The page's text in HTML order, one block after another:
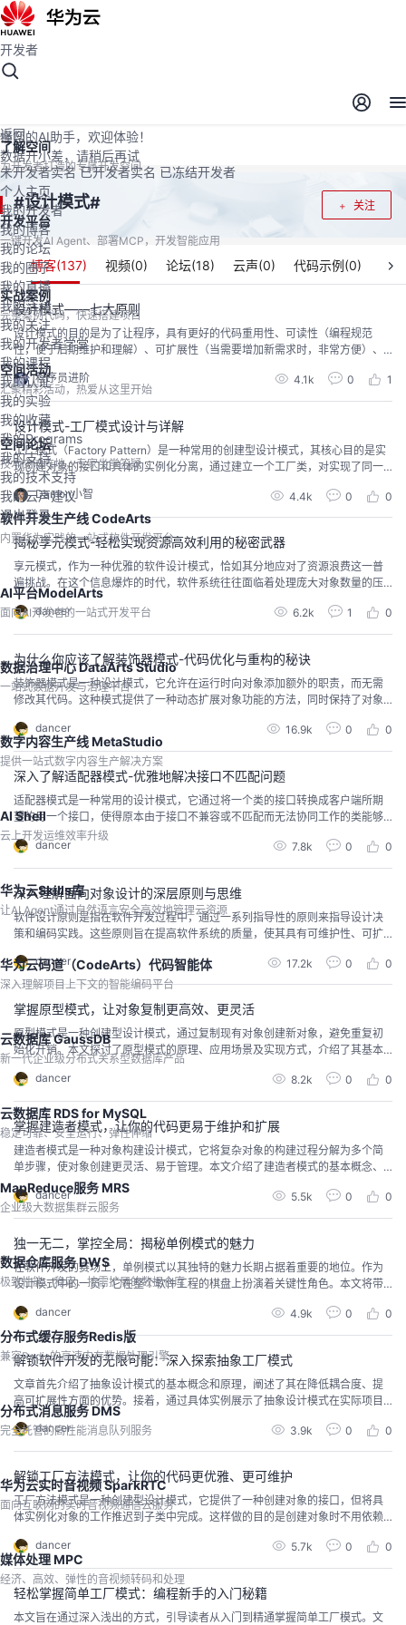
开发者空间
开发者空间
了解空间
为开发者打造的专属开发空间
开发平台
一键开发AI Agent、部署MCP，开发智能应用
实战案例
完整案例代码，快速搭建项目
空间活动
汇聚精彩活动，热爱从这里开始
空间论坛
技术交流阵地，专家坐堂答疑
软件开发生产线 CodeArts
内置华为实践的一站式软件开发平台
AI平台ModelArts
面向AI开发者的一站式开发平台
数据治理中心 DataArts Studio
一站式数据开发与治理平台
数字内容生产线 MetaStudio
提供一站式数字内容生产解决方案
AI Shell
云上开发运维效率升级
华为云Skills库
让AI Agent通过自然语言安全高效地管理云资源
华为云码道（CodeArts）代码智能体
深入理解项目上下文的智能编码平台
云数据库 GaussDB
新一代企业级分布式关系型数据库产品
云数据库 RDS for MySQL
稳定可靠、安全运行、弹性伸缩
MapReduce服务 MRS
企业级大数据集群云服务
数据仓库服务 DWS
极致性能、稳定、按需扩展的数据仓库
分布式缓存服务Redis版
兼容Redis的高速内存数据处理引擎
分布式消息服务 DMS
完全托管的高性能消息队列服务
华为云实时音视频 SparkRTC
面向互联网的实时音视频通信云服务
媒体处理 MPC
经济、高效、弹性的音视频转码和处理
开发者
返回
未开发者实名 已开发者实名 已冻结开发者
个人主页
我的开发者
我的博客
我的论坛
我的圈子
我的直播
我的活动
我的关注
我的开发者学堂
我的课程
我的认证
我的实验
我的收藏
我的Programs
我的支持
我的技术支持
我的云声建议
退出登录
懂您的AI助手，欢迎体验！
数据开小差，请稍后再试
关注
#设计模式#
博客(137) 视频(0) 论坛(18) 云声(0) 代码示例(0)
设计模式——七大原则
设计模式的目的是为了让程序，具有更好的代码重用性、可读性（编程规范
性，便于后期维护和理解）、可扩展性（当需要增加新需求时，非常方便）、
可靠性（增加新功能后，对原功能么有影响）、使程序呈现高内聚，低耦合的
特性。设计模式包含了面向对象的精髓，“懂了设计模式，就懂得了面向对象分
析和设计（OOA/D）的核心” 一、单一职责原则单一职责原则（SRP：Single r
esponsibility prin...
程序员进阶 4.1k 0 1
设计模式-工厂模式设计与详解
工厂模式（Factory Pattern）是一种常用的创建型设计模式，其核心目的是实
现创建对象的接口和具体的实例化分离，通过建立一个工厂类，对实现了同一
接口的一些类进行实例的创建，以增加系统的灵活性和可维护性。当需要大量
创建一个类的实例的时候，可以使用工厂模式，即从原生的使用类的构造去创
建对象的形式迁移到基于工厂提供的方法去创建对象的形式。
Damon小智 4.4k 0 0
揭秘享元模式-轻松实现资源高效利用的秘密武器
享元模式，作为一种优雅的软件设计模式，恰如其分地应对了资源浪费这一普
遍挑战。在这个信息爆炸的时代，软件系统往往面临着处理庞大对象数量的压
力，每个对象都消耗宝贵的存储和计算资源。说到解决这一问题，享元模式就
如同轻装上阵的艺术，精妙地引导我们走向共享与复用的智慧之路。通过享元
模式，系统可以以细粒度地复用对象，那些具有广泛相似性的对象会共享一个
dancer 6.2k 1 0
为什么你应该了解装饰器模式-代码优化与重构的秘诀
装饰器模式是一种设计模式，它允许在运行时向对象添加额外的职责，而无需
修改其代码。这种模式提供了一种动态扩展对象功能的方法，同时保持了对象
景、实现方法、最佳实践和注意事项。通过装饰器模式，可以将多个行为组合
成一个更复杂的行为，而无需使用继承或大量的接口实现。装饰器模式适用于
需要对一个对象进行一系列的增强处理的情况，而这些增强处理可以以
dancer 16.9k 0 0
深入了解适配器模式-优雅地解决接口不匹配问题
适配器模式是一种常用的设计模式，它通过将一个类的接口转换成客户端所期
望的另一个接口，使得原本由于接口不兼容或不匹配而无法协同工作的类能够
一起工作。适配器模式主要应用于解决不同组件之间的接口不兼容问题，或者
在第三方库与现有系统之间进行集成。通过使用适配器模式，可以提高代码的
灵活性和复用性，降低系统间的耦合度。适配器模式有多种实现方式，包括类
适配器模式、对象适配器模式和接口适配器模式。在使用适配器模式
dancer 7.8k 0 0
深入理解面向对象设计的深层原则与思维
软件设计原则是指在软件开发过程中，通过一系列指导性的原则来指导设计决
策和编码实践。这些原则旨在提高软件系统的质量，使其具有可维护性、可扩
可测试性和降低系统复杂度。软件设计原则是提高软件系统质量和可维护性的
基石。遵循这些原则可以使得代码更加清晰、灵活和可靠，提高开发效率和软
dancer 17.2k 0 0
掌握原型模式，让对象复制更高效、更灵活
原型模式是一种创建型设计模式，通过复制现有对象创建新对象，避免重复初
始化开销。本文探讨了原型模式的原理、应用场景及实现方式，介绍了其基本
概念和特点，并通过案例展示其在软件开发中的应用，提高对象创建效率。同
时，总结了原型模式的优势与局限性，为实际应用提供参考。学习原型模式有
助于开发者高效处理相似对象的创建需求，提升软件开发效率和质量。在适当
场景下运用原型模式，能够显著优化系统性能。
dancer 8.2k 0 0
掌握建造者模式，让你的代码更易于维护和扩展
建造者模式是一种对象构建设计模式，它将复杂对象的构建过程分解为多个简
单步骤，使对象创建更灵活、易于管理。本文介绍了建造者模式的基本概念、
优势，通过案例详细剖析了其设计过程和实现方式。建造者模式适用于需要创
建复杂对象且希望构建过程具有灵活性的场景。使用时需注意，建造者模式可
能会增加代码的复杂性，应谨慎选择。本文为读者提供了一个快速了解建造者
dancer 5.5k 0 0
独一无二，掌控全局：揭秘单例模式的魅力
在软件开发的赛场上，单例模式以其独特的魅力长期占据着重要的地位。作为
设计模式中的一员，它在整个软件工程的棋盘上扮演着关键性角色。本文将带
技巧，经过戏剧性的转折和层层推进，我们将一步步揭开这一模式背后的秘
密。文章串起时间的线索，带你重回单例模式的起源，理解它在软件工程历史
中的地位。经过时间的流逝，单例模式不仅保持了其原有的魅力，而且
dancer 4.9k 0 0
解锁软件开发的无限可能：深入探索抽象工厂模式
文章首先介绍了抽象设计模式的基本概念和原理，阐述了其在降低耦合度、提
高可扩展性方面的优势。接着，通过具体实例展示了抽象设计模式在实际项目
中的应用场景和效果，让读者能够直观地感受到其强大的实用价值。最后，文
章总结了抽象设计模式的关键点和注意事项，为读者在实践中运用该模式提供
了有益的指导。通过本文的学习，读者将能够更深入地理解抽象设计模式，提
dancer 3.9k 0 0
解锁工厂方法模式，让你的代码更优雅、更可维护
工厂方法模式是一种创建型设计模式，它提供了一种创建对象的接口，但将具
体实例化对象的工作推迟到子类中完成。这样做的目的是创建对象时不用依赖
低耦合度、增加了系统的可扩展性 和 提高代码的可维护性；缺点：增加了代码
的复杂性 和 需要更多的设计考虑。
dancer 5.7k 0 0
轻松掌握简单工厂模式：编程新手的入门秘籍
本文旨在通过深入浅出的方式，引导读者从入门到精通掌握简单工厂模式。文